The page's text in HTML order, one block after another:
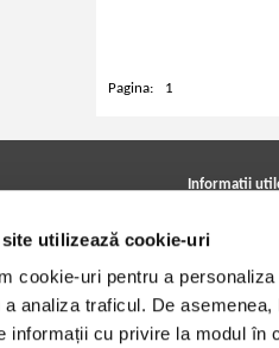
utilizează cookie-uri
cookie-uri pentru a
a analiza traficul. De
informații cu privire la modul în
Pagina: 1
Informatii
Achizitii viniluri,
Cum cumpar?
Politica de livrare
Retur comenzi
Angajari - Cariere